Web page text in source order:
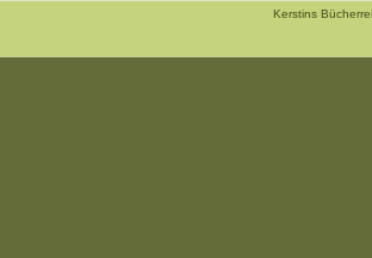
Kerstins